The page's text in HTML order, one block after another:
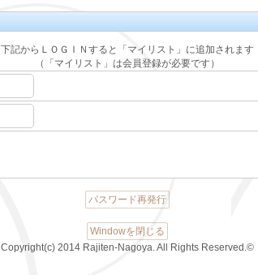
下記からＬＯＧＩＮすると「マイリスト」に追加されます
（「マイリスト」は会員登録が必要です）
パスワード再発行
Windowを閉じる
Copyright(c) 2014 Rajiten-Nagoya. All Rights Reserved.©